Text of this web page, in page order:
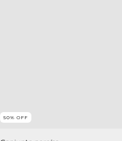
50% OFF